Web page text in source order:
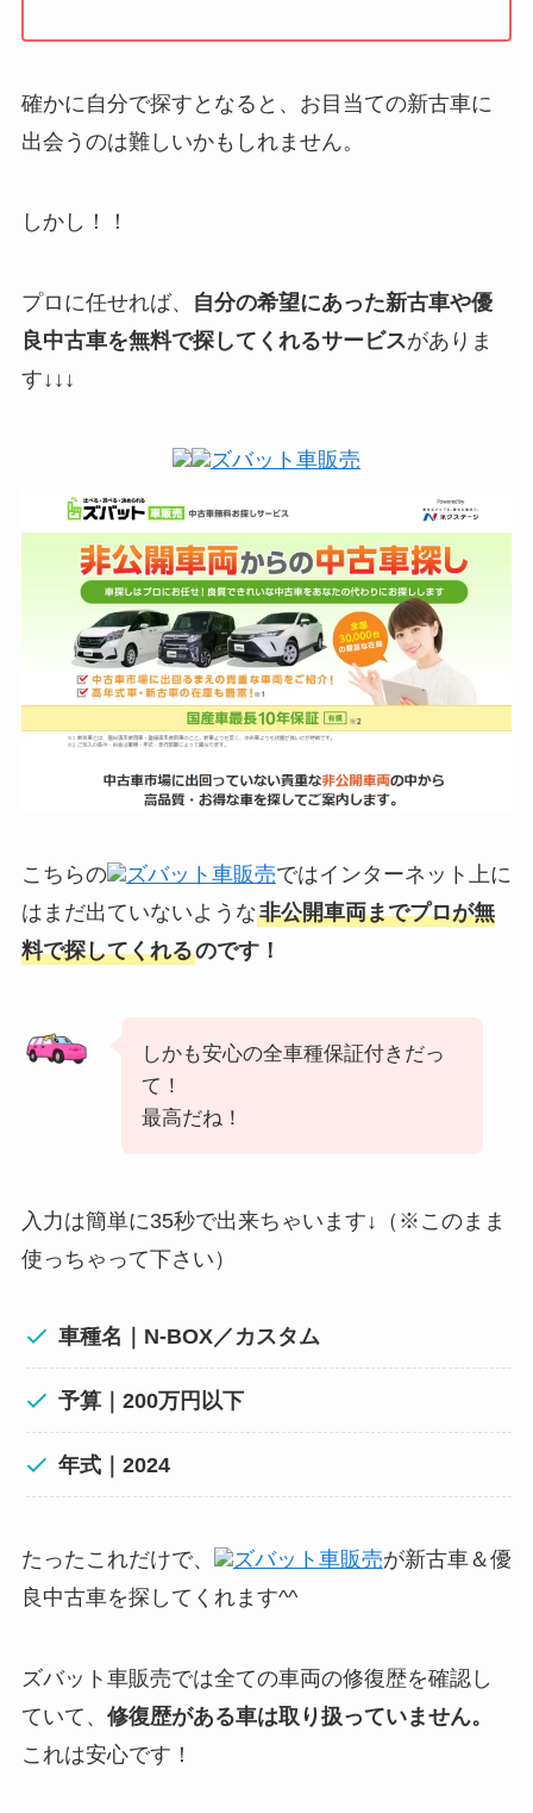
確かに自分で探すとなると、お目当ての新古車に
出会うのは難しいかもしれません。
しかし！！
プロに任せれば、
自分の希望にあった新古車や優
良中古車を無料で探してくれるサービスがありま
す↓↓↓
ズバット車販売
こちらの ズバット車販売ではインターネット上に
はまだ出ていないような非公開車両までプロが無
料で探してくれるのです！
しかも安心の全車種保証付きだっ
て！
最高だね！
入力は簡単に35秒で出来ちゃいます↓（※このまま
使っちゃって下さい）
車種名｜N-BOX／カスタム
予算｜200万円以下
年式｜2024
たったこれだけで、 ズバット車販売が新古車＆優
良中古車を探してくれます^^
ズバット車販売では全ての車両の修復歴を確認し
ていて、 修復歴がある車は取り扱っていません。
これは安心です！